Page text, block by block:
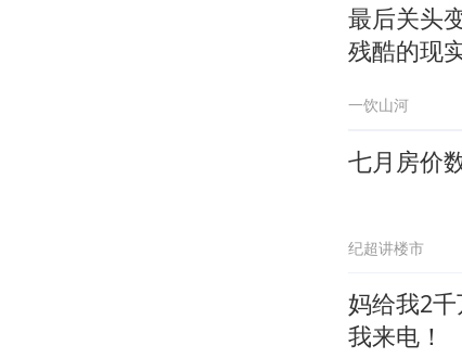
最后关头
残酷的现
一饮山河
七月房价
纪超讲楼市
妈给我2
我来电！